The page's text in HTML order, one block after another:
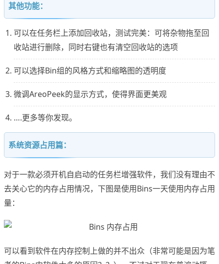
其他功能：
可以在任务栏上添加回收站，测试完美：可将杂物拖至回
收站进行删除，同时右键也有清空回收站的选项
可以选择Bin组的风格方式和缩略图的透明度
微调AreoPeek的显示方式，使得界面更美观
….更多等你发现。
系统资源占用篇：
对于一款必须开机自启动的任务栏增强软件，我们没有理由不
去关心它的内存占用情况，下图是使用Bins一天使用内存占用
量：
可以看到软件在内存控制上做的并不出众（非常可能是因为笔